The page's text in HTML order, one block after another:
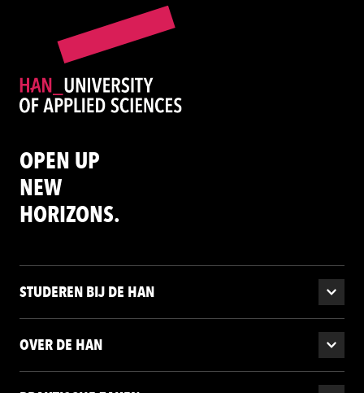
OPEN UP
NEW
HORIZONS.
STUDEREN BIJ DE HAN
OVER DE HAN